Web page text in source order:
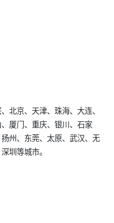
北京、天津、珠海、大连、
厦门、重庆、银川、石家
州、东莞、太原、武汉、无
圳等城市。